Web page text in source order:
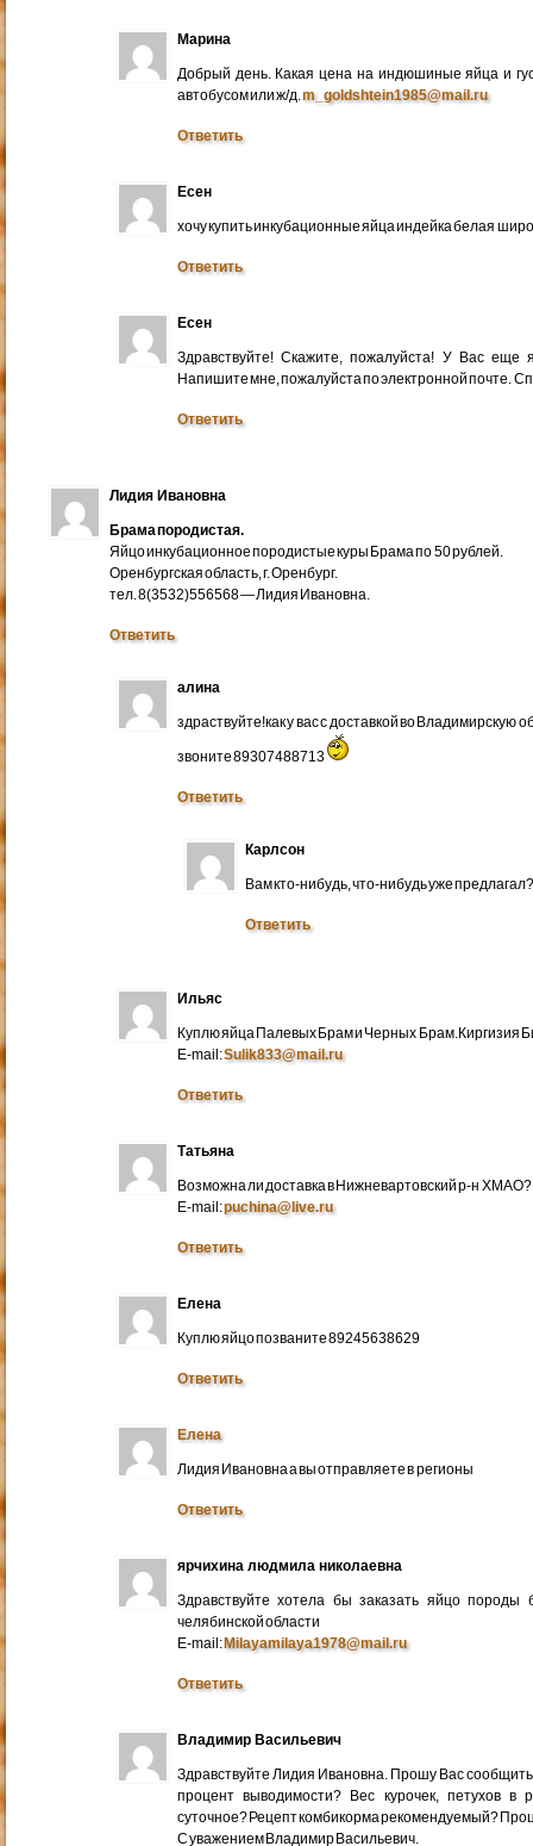
Марина
Добрый день. Какая цена на индюшиные яйца и
автобусом или ж/д.m_goldshtein1985@mail.ru
Ответить
Есен
хочу купить инкубационные яйца индейка белая
Ответить
Есен
Здравствуйте! Скажите, пожалуйста! У Вас еще
Напишите мне, пожалуйста по электронной почте.
Ответить
Лидия Ивановна
Брама породистая.
Яйцо инкубационное породистые куры Брама по 50 рублей.
Оренбургская область, г. Оренбург.
тел. 8(3532)556568 — Лидия Ивановна.
Ответить
алина
здраствуйте!как у вас с доставкой во Владимирскую
звоните 89307488713
Ответить
Карлсон
Вам кто-нибудь, что-нибудь уже
Ответить
Ильяс
Куплю яйца Палевых Брам и Черных Брам.Киргизия
E-mail:Sulik833@mail.ru
Ответить
Татьяна
Возможна ли доставка в Нижневартовский р-н ХМАО?
E-mail:puchina@live.ru
Ответить
Елена
Куплю яйцо позваните 89245638629
Ответить
Елена
Лидия Ивановна а вы отправляете в регионы
Ответить
ярчихина людмила николаевна
Здравствуйте хотела бы заказать яйцо
челябинской области
E-mail:Milayamilaya1978@mail.ru
Ответить
Владимир Васильевич
Здравствуйте Лидия Ивановна. Прошу Вас
процент выводимости? Вес курочек, петухов в
суточное? Рецепт комбикорма рекомендуемый?
С уважением Владимир Васильевич.